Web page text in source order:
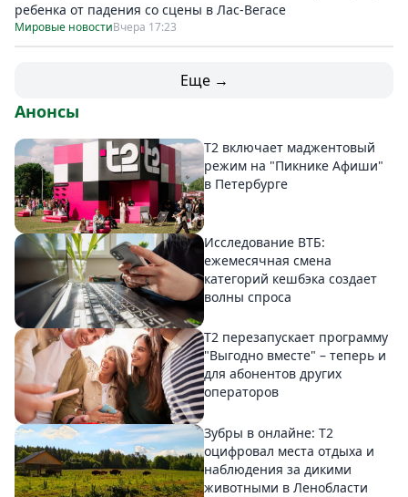
ребенка от падения со сцены в Лас-Вегасе
Мировые новостиВчера 17:23
Еще →
Анонсы
Т2 включает маджентовый
режим на "Пикнике Афиши"
в Петербурге
Исследование ВТБ:
ежемесячная смена
категорий кешбэка создает
волны спроса
Т2 перезапускает программу
"Выгодно вместе" – теперь и
для абонентов других
операторов
Зубры в онлайне: Т2
оцифровал места отдыха и
наблюдения за дикими
животными в Ленобласти